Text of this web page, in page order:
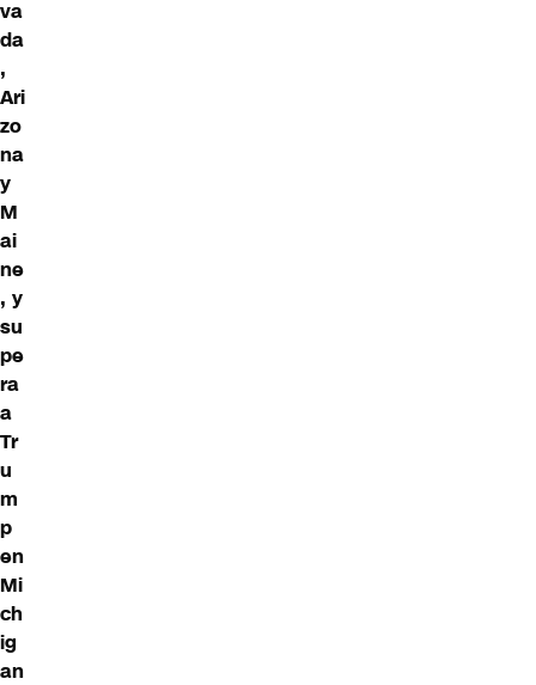
va
da
,
Ari
zo
na
y
M
ai
ne
, y
su
pe
ra
a
Tr
u
m
p
en
Mi
ch
ig
an